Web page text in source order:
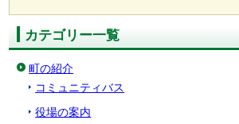
カテゴリー一覧
町の紹介
コミュニティバス
役場の案内